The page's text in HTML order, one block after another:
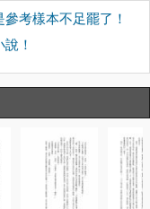
考樣本不足罷了！
！